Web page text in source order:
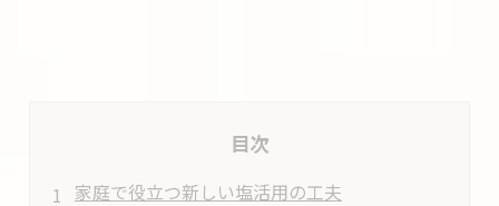
目次
家庭で役立つ新しい塩活用の工夫